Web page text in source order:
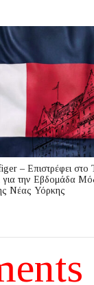
– Επιστρέφει στο
την Εβδομάδα
Νέας Υόρκης